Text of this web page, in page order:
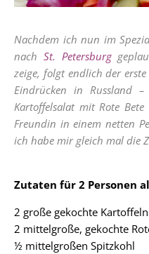
Nachdem ich nun im
nach St. Petersburg
zeige, folgt endlich der
Eindrücken in Russland
Kartoffelsalat mit Rote
Freundin in einem netten
ich habe mir gleich mal die
Zutaten für 2 Personen
2 große gekochte
2 mittelgroße, gekochte
½ mittelgroßen Spitzkohl